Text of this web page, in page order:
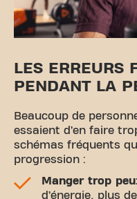
LES ERREURS
PENDANT LA
Beaucoup de
essaient d’en faire
schémas fréquents
progression :
Manger trop
d’énergie, plus